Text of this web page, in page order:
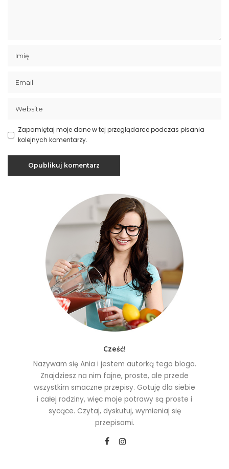
Zapamiętaj moje dane w tej przeglądarce podczas pisania
kolejnych komentarzy.
Cześć!
Nazywam się Ania i jestem autorką tego bloga.
Znajdziesz na nim fajne, proste, ale przede
wszystkim smaczne przepisy. Gotuję dla siebie
i całej rodziny, więc moje potrawy są proste i
sycące. Czytaj, dyskutuj, wymieniaj się
przepisami.